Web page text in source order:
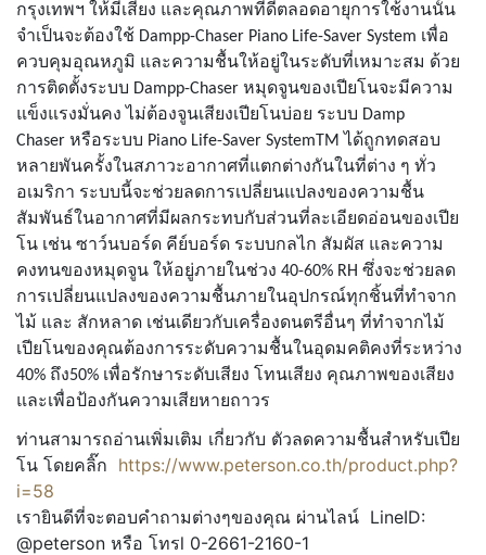
กรุงเทพฯ ให้มีเสียง และคุณภาพที่ดีตลอดอายุการใช้งานนั้น
จำเป็นจะต้องใช้ Dampp-Chaser Piano Life-Saver System เพื่อ
ควบคุมอุณหภูมิ และความชื้นให้อยู่ในระดับที่เหมาะสม ด้วย
การติดตั้งระบบ Dampp-Chaser หมุดจูนของเปียโนจะมีความ
แข็งแรงมั่นคง ไม่ต้องจูนเสียงเปียโนบ่อย ระบบ Damp
Chaser หรือระบบ Piano Life-Saver SystemTM
ได้ถูกทดสอบ
หลายพันครั้ง ในสภาวะอากาศที่แตกต่างกันในที่ต่าง ๆ ทั่ว
อเมริกา ระบบนี้จะช่วยลดการเปลี่ยนแปลงของความชื้น
สัมพันธ์ในอากาศที่มีผลกระทบกับส่วนที่ละเอียดอ่อนของเปีย
โน เช่น ซาว์นบอร์ด คีย์บอร์ด ระบบกลไก สัมผัส และความ
คงทนของหมุดจูน ให้อยู่ภายในช่วง 40-60% RH ซึ่งจะช่วยลด
การเปลี่ยนแปลงของความชื้นภายในอุปกรณ์ทุกชิ้นที่ทำจาก
ไม้ และ สักหลาด เช่นเดียวกับเครื่องดนตรีอื่นๆ ที่ทำจากไม้
เปียโนของคุณต้องการระดับความชื้นในอุดมคติคงที่ระหว่าง
40% ถึง50% เพื่อรักษาระดับเสียง โทนเสียง คุณภาพของเสียง
และเพื่อป้องกันความเสียหายถาวร
ท่านสามารถอ่านเพิ่มเติม เกี่ยวกับ ตัวลดความชื้นสำหรับเปีย
โน โดยคลิ๊ก https://www.peterson.co.th/product.php?
i=58
เรายินดีที่จะตอบคำถามต่างๆของคุณ ผ่านไลน์ LineID:
@peterson หรือ โทรl 0-2661-2160-1